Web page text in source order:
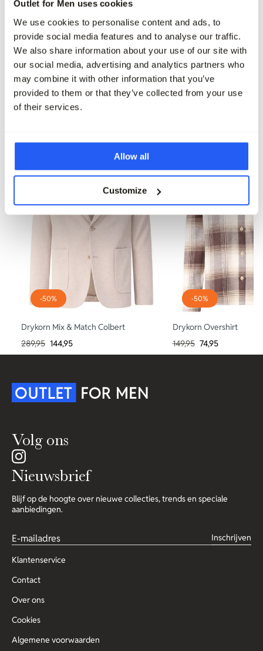
Outlet for Men uses cookies
We use cookies to personalise content and ads, to
provide social media features and to analyse our traffic.
We also share information about your use of our site with
our social media, advertising and analytics partners who
may combine it with other information that you’ve
provided to them or that they’ve collected from your use
of their services.
Allow all
Customize
-50%
Drykorn Mix & Match Colbert
319,95
159,95
-50%
Drykorn Mix & Match
279,95
-50%
Drykorn Mix & Match Colbert
289,95 144,95
-50%
Drykorn Overshirt
149,95 74,95
Volg ons
Nieuwsbrief
Blijf op de hoogte over nieuwe collecties, trends en speciale
aanbiedingen.
Inschrijven
Klantenservice
Contact
Over ons
Cookies
Algemene voorwaarden